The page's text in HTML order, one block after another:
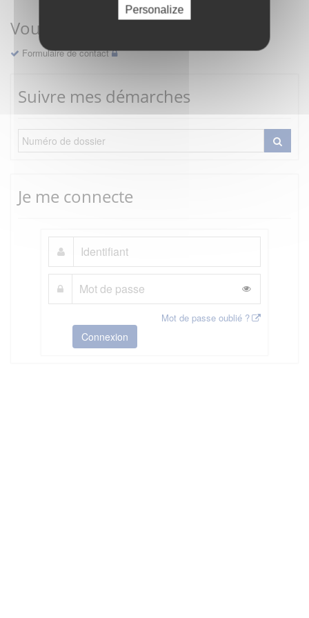
Personalize
Vous avez une question ?
Formulaire de contact
Suivre mes démarches
Je me connecte
Mot de passe oublié ?
Connexion